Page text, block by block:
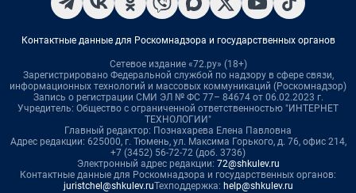
Контактные данные для Роскомнадзора и государственных органов
Сетевое издание «72.ру» (18+)
Зарегистрировано Федеральной службой по надзору в сфере связи,
информационных технологий и массовых коммуникаций (Роскомнадзор)
Запись о регистрации СМИ ЭЛ № ФС 77– 84674 от 06.02.2023 г.
Учредитель: Общество с ограниченной ответственностью "ИНТЕРНЕТ
ТЕХНОЛОГИИ"
Главный редактор: Познахарева Елена Павловна
Адрес редакции: 625000, г. Тюмень, ул. Максима Горького, д. 76, офис 214,
+7 (3452) 56-72-72 (доб. 3736)
Электронный адрес редакции: 72@shkulev.ru
Контактные данные для Роскомнадзора и государственных органов:
juristchel@shkulev.ruТехподдержка: help@shkulev.ru